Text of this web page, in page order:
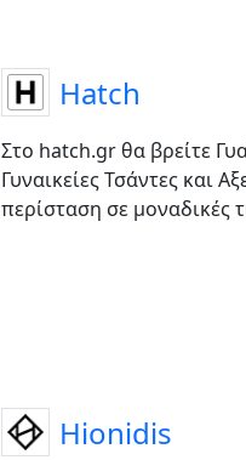
Hatch
Στο hatch.gr θα βρείτε
Γυναικείες Τσάντες και
περίσταση σε μοναδικές
Hionidis